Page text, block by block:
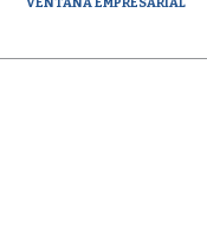
VENTANA EMPRESARIAL